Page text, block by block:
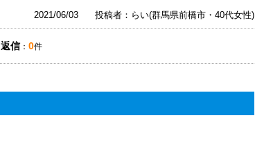
2021/06/03
投稿者：らい(群馬県前橋市・40代女性)
返信： 0件